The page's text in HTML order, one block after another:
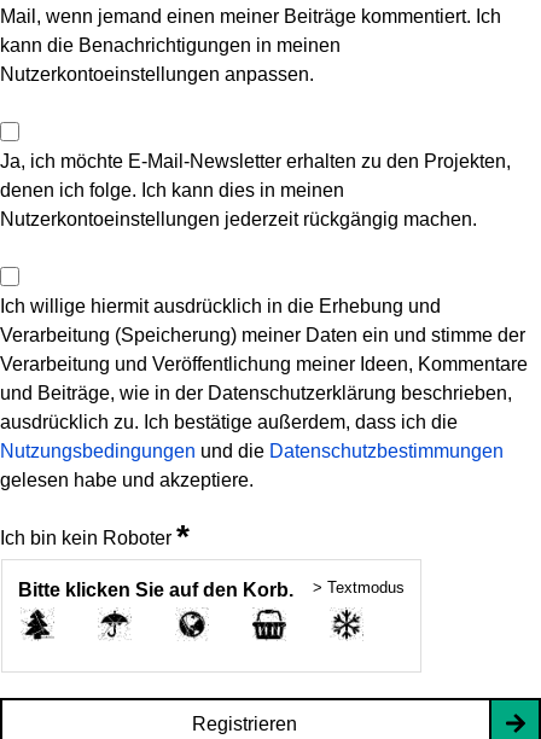
Mail, wenn jemand einen meiner Beiträge kommentiert. Ich
kann die Benachrichtigungen in meinen
Nutzerkontoeinstellungen anpassen.
Ja, ich möchte E-Mail-Newsletter erhalten zu den Projekten,
denen ich folge. Ich kann dies in meinen
Nutzerkontoeinstellungen jederzeit rückgängig machen.
Ich willige hiermit ausdrücklich in die Erhebung und
Verarbeitung (Speicherung) meiner Daten ein und stimme der
Verarbeitung und Veröffentlichung meiner Ideen, Kommentare
und Beiträge, wie in der Datenschutzerklärung beschrieben,
ausdrücklich zu. Ich bestätige außerdem, dass ich die
Nutzungsbedingungen und die Datenschutzbestimmungen
gelesen habe und akzeptiere.
Ich bin kein Roboter *
Bitte klicken Sie auf den Korb. > Textmodus
Registrieren